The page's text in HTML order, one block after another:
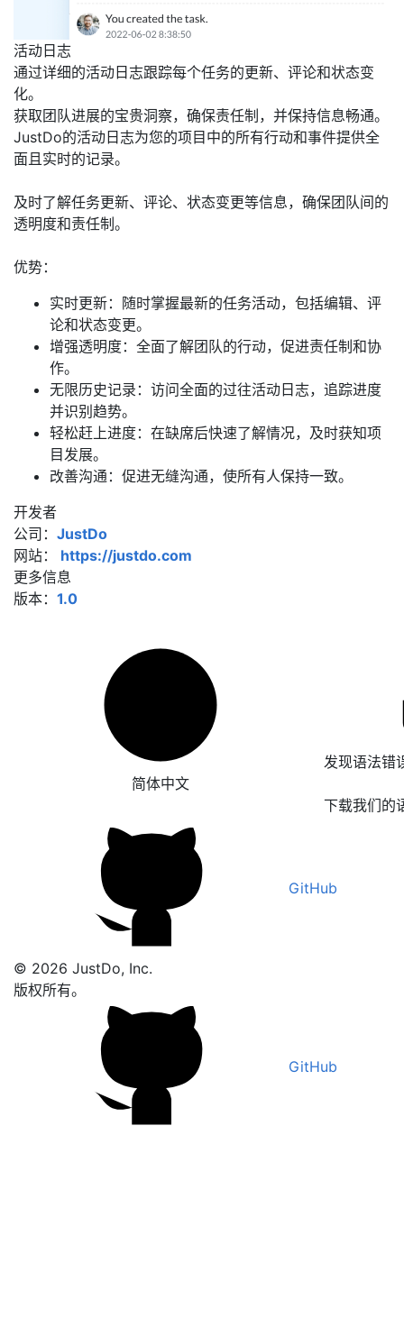
活动日志
通过详细的活动日志跟踪每个任务的更新、评论和状态变
化。
获取团队进展的宝贵洞察，确保责任制，并保持信息畅通。
JustDo的活动日志为您的项目中的所有行动和事件提供全
面且实时的记录。
及时了解任务更新、评论、状态变更等信息，确保团队间的
透明度和责任制。
优势：
实时更新：随时掌握最新的任务活动，包括编辑、评
论和状态变更。
增强透明度：全面了解团队的行动，促进责任制和协
作。
无限历史记录：访问全面的过往活动日志，追踪进度
并识别趋势。
轻松赶上进度：在缺席后快速了解情况，及时获知项
目发展。
改善沟通：促进无缝沟通，使所有人保持一致。
开发者
公司： JustDo
网站：
https://justdo.com
更多信息
版本： 1.0
简体中文
发现语法错
下载我们的
GitHub
© 2026 JustDo, Inc.
版权所有。
GitHub